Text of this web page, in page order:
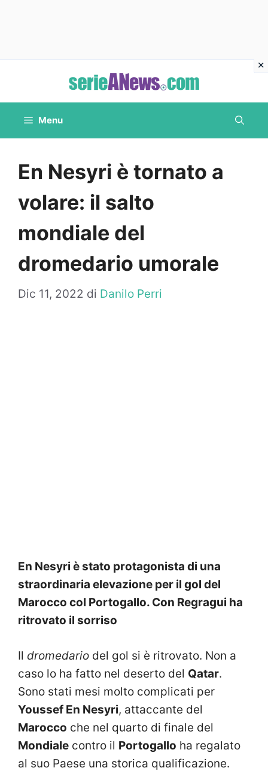
contenuto
Menu
En Nesyri è tornato a
volare: il salto
mondiale del
dromedario umorale
Dic 11, 2022 di Danilo Perri
En Nesyri è stato protagonista di una
straordinaria elevazione per il gol del
Marocco col Portogallo. Con Regragui ha
ritrovato il sorriso
Il dromedario del gol si è ritrovato. Non a
caso lo ha fatto nel deserto del Qatar.
Sono stati mesi molto complicati per
Youssef En Nesyri, attaccante del
Marocco che nel quarto di finale del
Mondiale contro il Portogallo ha regalato
al suo Paese una storica qualificazione.